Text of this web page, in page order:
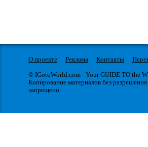
О проекте Реклама Контакты
© IGotoWorld.com - Your GUIDE TO the
Копирование материалов без
запрещено.